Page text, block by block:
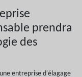
prendra
des
entreprise d'élagage